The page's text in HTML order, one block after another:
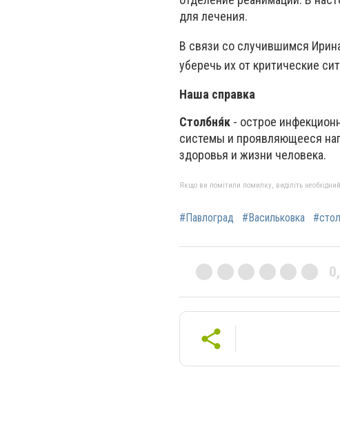
для лечения.
В связи со случившимся
уберечь их от критические
Наша справка
Столбня́к - острое
системы и проявляющееся
здоровья и жизни человека.
Якщо ви помітили помилку, виділіть
#Павлоград #Васильковка